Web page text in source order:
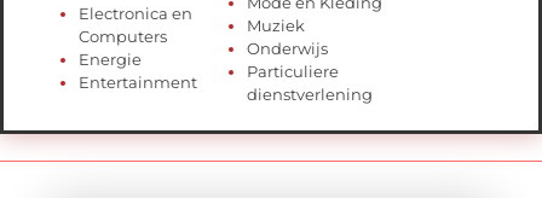
Electronica en
Computers
Energie
Entertainment
Muziek
Onderwijs
Particuliere
dienstverlening